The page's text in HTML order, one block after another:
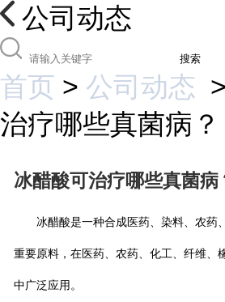
公司动态
搜索
首页 > 公司动态 >
治疗哪些真菌病？
冰醋酸可治疗哪些真菌病
冰醋酸是一种合成医药、染料、农药
重要原料，在医药、农药、化工、纤维、
中广泛应用。